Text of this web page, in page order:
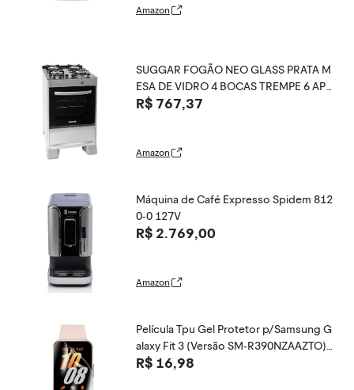
o
Amazon
SUGGAR FOGÃO NEO GLASS PRATA M
ESA DE VIDRO 4 BOCAS TREMPE 6 APO
IOS ACENDIMENTO AUTOMÁTICO FGV
R$ 767,37
Amazon
Máquina de Café Expresso Spidem 812
0-0 127V
R$ 2.769,00
Amazon
Película Tpu Gel Protetor p/Samsung G
alaxy Fit 3 (Versão SM-R390NZAAZTO)
c/ 2 Un
R$ 16,98